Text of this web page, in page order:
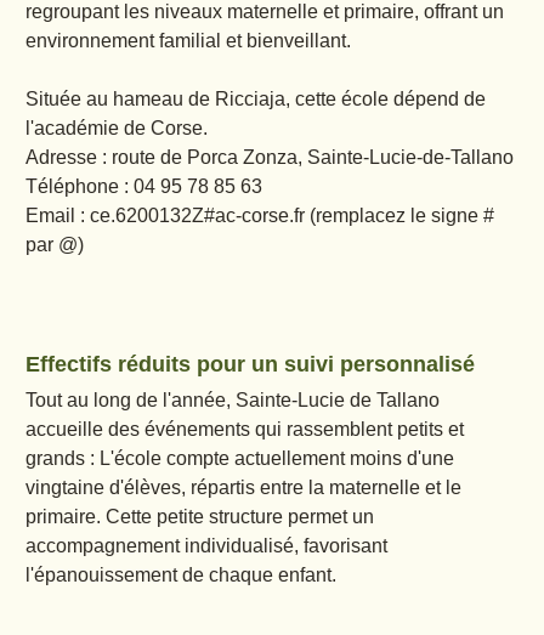
regroupant les niveaux maternelle et primaire, offrant un
environnement familial et bienveillant.
Située au hameau de Ricciaja, cette école dépend de
l'académie de Corse.
Adresse : route de Porca Zonza, Sainte-Lucie-de-Tallano
Téléphone : 04 95 78 85 63
Email : ce.6200132Z#ac-corse.fr (remplacez le signe #
par @)
Effectifs réduits pour un suivi personnalisé
Tout au long de l'année, Sainte-Lucie de Tallano
accueille des événements qui rassemblent petits et
grands : L'école compte actuellement moins d'une
vingtaine d'élèves, répartis entre la maternelle et le
primaire. Cette petite structure permet un
accompagnement individualisé, favorisant
l'épanouissement de chaque enfant.